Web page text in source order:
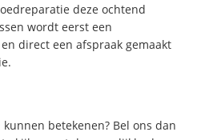
deze ochtend
wordt eerst een
direct een afspraak gemaakt
betekenen? Bel ons dan